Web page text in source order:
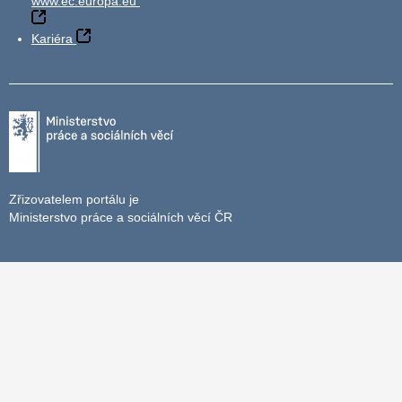
Kariéra
Zřizovatelem portálu je
Ministerstvo práce a sociálních věcí ČR